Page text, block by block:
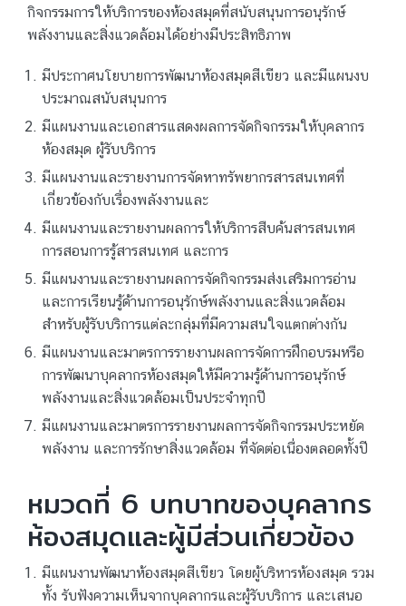
กิจกรรมการให้บริการของห้องสมุดที่สนับสนุนการอนุรักษ์
พลังงานและสิ่งแวดล้อมได้อย่างมีประสิทธิภาพ
มีประกาศนโยบายการพัฒนาห้องสมุดสีเขียว และมีแผนงบ
ประมาณสนับสนุนการ
มีแผนงานและเอกสารแสดงผลการจัดกิจกรรมให้บุคลากร
ห้องสมุด ผู้รับบริการ
มีแผนงานและรายงานการจัดหาทรัพยากรสารสนเทศที่
เกี่ยวข้องกับเรื่องพลังงานและ
มีแผนงานและรายงานผลการให้บริการสืบค้นสารสนเทศ
การสอนการรู้สารสนเทศ และการ
มีแผนงานและรายงานผลการจัดกิจกรรมส่งเสริมการอ่าน
และการเรียนรู้ด้านการอนุรักษ์พลังงานและสิ่งแวดล้อม
สำหรับผู้รับบริการแต่ละกลุ่มที่มีความสนใจแตกต่างกัน
มีแผนงานและมาตรการรายงานผลการจัดการฝึกอบรมหรือ
การพัฒนาบุคลากรห้องสมุดให้มีความรู้ด้านการอนุรักษ์
พลังงานและสิ่งแวดล้อมเป็นประจำทุกปี
มีแผนงานและมาตรการรายงานผลการจัดกิจกรรมประหยัด
พลังงาน และการรักษาสิ่งแวดล้อม ที่จัดต่อเนื่องตลอดทั้งปี
หมวดที่ 6 บทบาทของบุคลากร
ห้องสมุดและผู้มีส่วนเกี่ยวข้อง
มีแผนงานพัฒนาห้องสมุดสีเขียว โดยผู้บริหารห้องสมุด รวม
ทั้ง รับฟังความเห็นจากบุคลากรและผู้รับบริการ และเสนอ